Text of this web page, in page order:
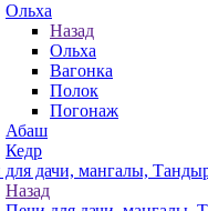
Ольха
Назад
Ольха
Вагонка
Полок
Погонаж
Абаш
Кедр
дачи, мангалы,
Назад